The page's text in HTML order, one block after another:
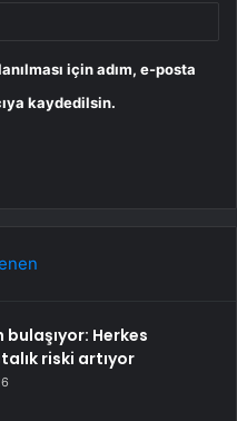
için adım, e-posta
kaydedilsin.
Herkes
riski artıyor